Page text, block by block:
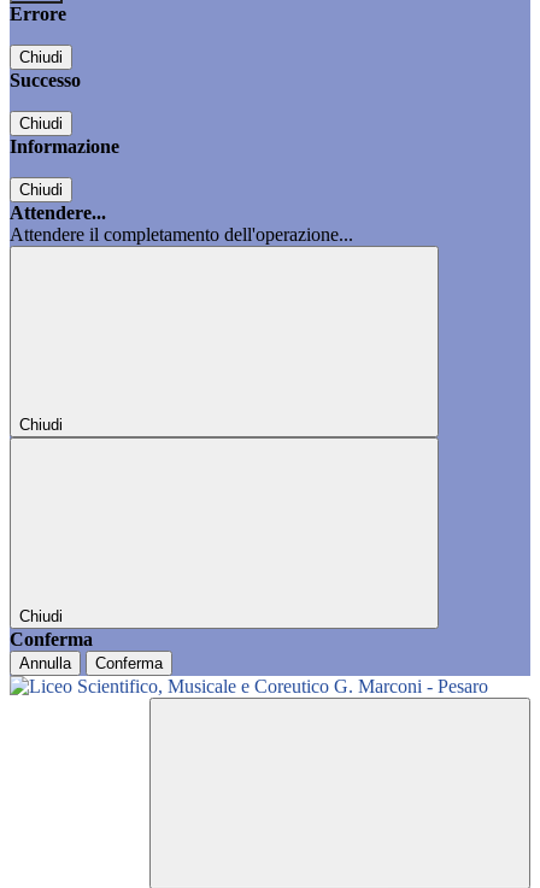
Errore
Chiudi
Successo
Chiudi
Informazione
Chiudi
Attendere...
Attendere il completamento dell'operazione...
Chiudi
Chiudi
Conferma
Annulla Conferma